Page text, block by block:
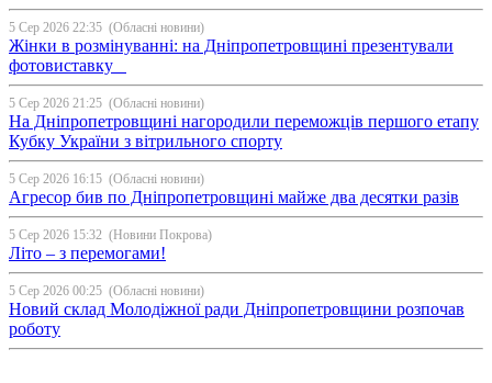
5 Сер 2026 22:35 (Обласні новини)
Жінки в розмінуванні: на Дніпропетровщині презентували
фотовиставку
5 Сер 2026 21:25 (Обласні новини)
На Дніпропетровщині нагородили переможців першого етапу
Кубку України з вітрильного спорту
5 Сер 2026 16:15 (Обласні новини)
Агресор бив по Дніпропетровщині майже два десятки разів
5 Сер 2026 15:32 (Новини Покрова)
Літо – з перемогами!
5 Сер 2026 00:25 (Обласні новини)
Новий склад Молодіжної ради Дніпропетровщини розпочав
роботу